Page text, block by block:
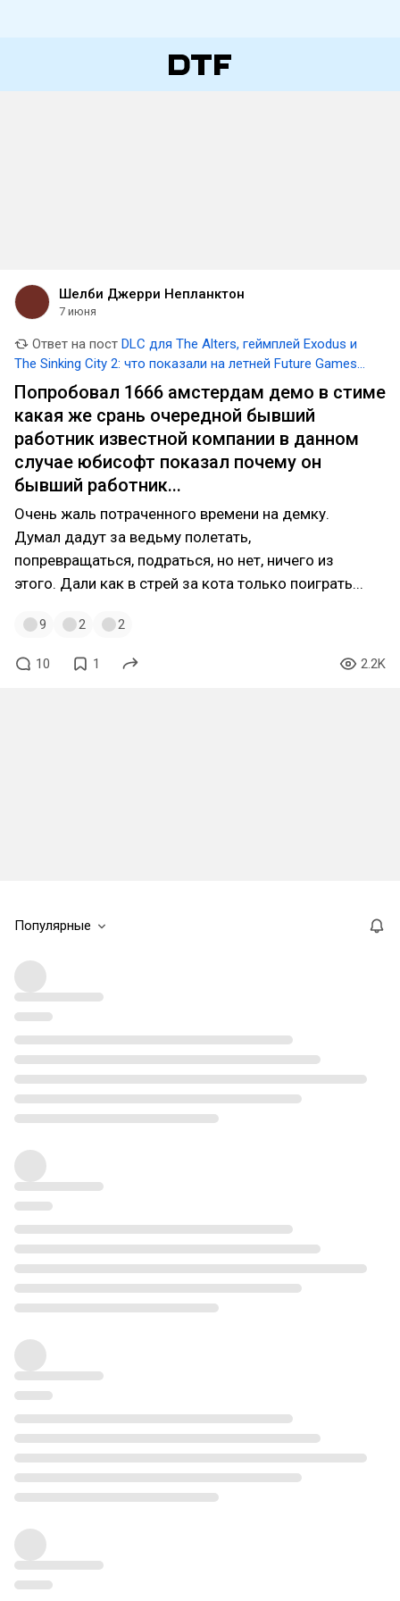
Шелби Джерри Непланктон
7 июня
Ответ на пост DLC для The Alters, геймплей Exodus и
The Sinking City 2: что показали на летней Future Games
Show 2026
Попробовал 1666 амстердам демо в стиме
какая же срань очередной бывший
работник известной компании в данном
случае юбисофт показал почему он
бывший работник...
Очень жаль потраченного времени на демку.
Думал дадут за ведьму полетать,
попревращаться, подраться, но нет, ничего из
этого. Дали как в стрей за кота только поиграть...
9 2 2
10 1 2.2K
Популярные